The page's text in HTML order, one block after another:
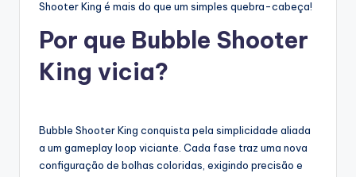
Shooter King é mais do que um simples quebra-cabeça!
Por que Bubble Shooter
King vicia?
Bubble Shooter King conquista pela simplicidade aliada
a um gameplay loop viciante. Cada fase traz uma nova
configuração de bolhas coloridas, exigindo precisão e